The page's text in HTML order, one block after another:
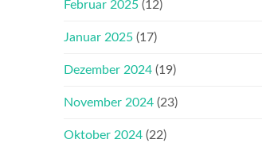
Februar 2025 (12)
Januar 2025 (17)
Dezember 2024 (19)
November 2024 (23)
Oktober 2024 (22)